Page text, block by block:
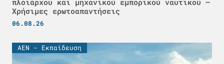
πλοιάρχου και μηχανικού εμπορικού ναυτικού –
Χρήσιμες ερωτοαπαντήσεις
06.08.26
ΑΕΝ - Εκπαίδευση